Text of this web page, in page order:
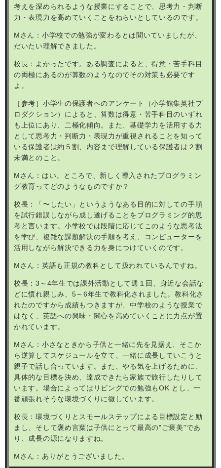
考えを深められるような授業にすることで、思考力・判断
力・表現力を高めていくことをねらいとしているのです。
M さん：小学校での勉強が変わるとは聞いていましたが、
だいたい理解できました。
校長：よかったです。ある調査によると、得意・苦手科目
の両極にあるのが算数のようなのでその対策も必要です
よ。
［参考］小学生の保護者へのアンケート（小学館集英社プ
ロダクション）によると、算数は得意・苦手科目のいずれ
も上位にあり、二極化傾向。また、基礎学力を活用する力
として思考力・判断力・表現力が重視されることを知って
いる保護者は約５割、内容まで理解している保護者は２割
未満とのこと。
M さん：はい。ところで、新しく導入されたプログラミン
グ教育ってどのようなものですか？
校長：「〜したい」というようなある目的に対しての手順
を試行錯誤しながら成し遂げることをプログラミング的思
考と言います。小学校では段階に応じてこのような思考法
を学び、複雑な課題解決の手順を考え、コンピューターを
活用しながら解決できる力を身につけていくのです。
M さん：英語も正規の教科として扱われているんですね。
校長：3 ～ 4年生では課外活動として週１回、身近な会話な
どに慣れ親しみ、 5～6年生で教科化されました。教科化さ
れたのですから成績もつきますが、中学校のような授業で
はなく、英語への興味・関心を高めていくことに力点が置
かれています。
M さん：小さなときから子供と一緒に先を見据え、そこか
ら逆算してスケジュールを立て、一緒に成長していこうと
親子で話し合っています。また、やる気を上げるために、
具体的な目標を決め、達成できたら家族で旅行したりして
います。場合によってはリビングでの勉強もOK とし、一
番頑張れそうな環境づくりに徹しています。
校長：環境づくりとスモールステップによる目標設定と励
まし、そして褒め言葉は子供にとって最高の"ご褒美"であ
り、成長の源になりますね。
M さん：ありがとうございました。